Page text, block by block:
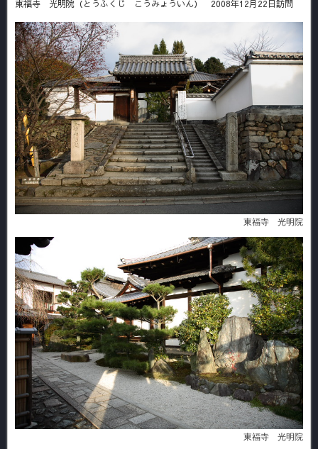
東福寺 光明院（とうふくじ こうみょういん） 2008年12月22日訪問
東福寺 光明院
東福寺 光明院